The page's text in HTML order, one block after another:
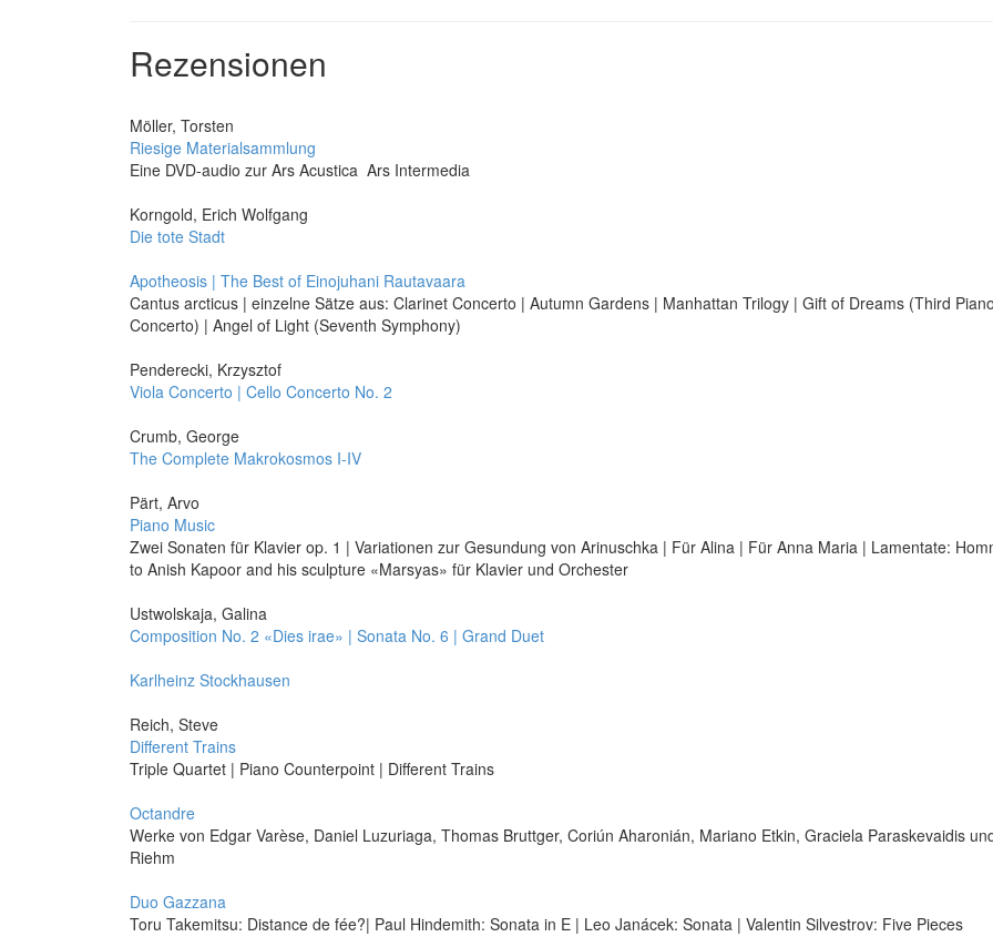
Rezensionen
Möller, Torsten
Riesige Materialsammlung
Eine DVD-audio zur Ars Acustica  Ars Intermedia
Korngold, Erich Wolfgang
Die tote Stadt
Apotheosis | The Best of Einojuhani Rautavaara
Cantus arcticus | einzelne Sätze aus: Clarinet Concerto | Autumn Gardens | Manhattan Trilogy | Gift of Dreams (Third
Concerto) | Angel of Light (Seventh Symphony)
Penderecki, Krzysztof
Viola Concerto | Cello Concerto No. 2
Crumb, George
The Complete Makrokosmos I-IV
Pärt, Arvo
Piano Music
Zwei Sonaten für Klavier op. 1 | Variationen zur Gesundung von Arinuschka | Für Alina | Für Anna Maria | Lamentate:
to Anish Kapoor and his sculpture «Marsyas» für Klavier und Orchester
Ustwolskaja, Galina
Composition No. 2 «Dies irae» | Sonata No. 6 | Grand Duet
Karlheinz Stockhausen
Reich, Steve
Different Trains
Triple Quartet | Piano Counterpoint | Different Trains
Octandre
Werke von Edgar Varèse, Daniel Luzuriaga, Thomas Bruttger, Coriún Aharonián, Mariano Etkin, Graciela Paraskevaidis
Riehm
Duo Gazzana
Toru Takemitsu: Distance de fée?| Paul Hindemith: Sonata in E | Leo Janácek: Sonata | Valentin Silvestrov: Five Pieces